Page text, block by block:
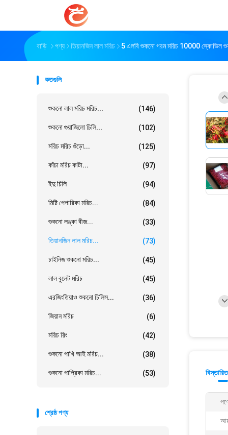
বাড়ি পণ্য তিয়ানজিন লাল মরিচ 5 এলবি শুকনো গরম মরিচ 10000 স্কোভিল
কতগুলি
শুকনো লাল মরিচ মরিচ... (146)
শুকনো গুয়াজিলো চিলি... (102)
মরিচ মরিচ গুঁড়ো... (125)
কাঁচা মরিচ কাটা... (97)
ইদু চিলি (94)
মিষ্টি পেপারিকা মরিচ... (84)
শুকনো লঙ্কা বীজ... (33)
তিয়ানজিন লাল মরিচ... (73)
চাইনিজ শুকনো মরিচ... (45)
লাল বুলেট মরিচ (45)
এরজিংতিয়াও শুকনো চিলিস... (36)
জিয়ান মরিচ (6)
মরিচ রিং (42)
শুকনো পাখি আই মরিচ... (38)
শুকনো পাপ্রিকা মরিচ... (53)
শ্রেষ্ঠ পণ্য